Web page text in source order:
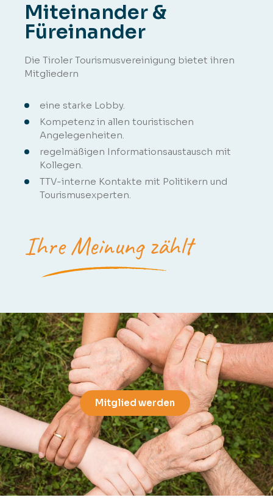
Miteinander &
Füreinander
Die Tiroler Tourismusvereinigung bietet ihren
Mitgliedern
eine starke Lobby.
Kompetenz in allen touristischen
Angelegenheiten.
regelmäßigen Informationsaustausch mit
Kollegen.
TTV-interne Kontakte mit Politikern und
Tourismusexperten.
Ihre Meinung zählt
Mitglied werden